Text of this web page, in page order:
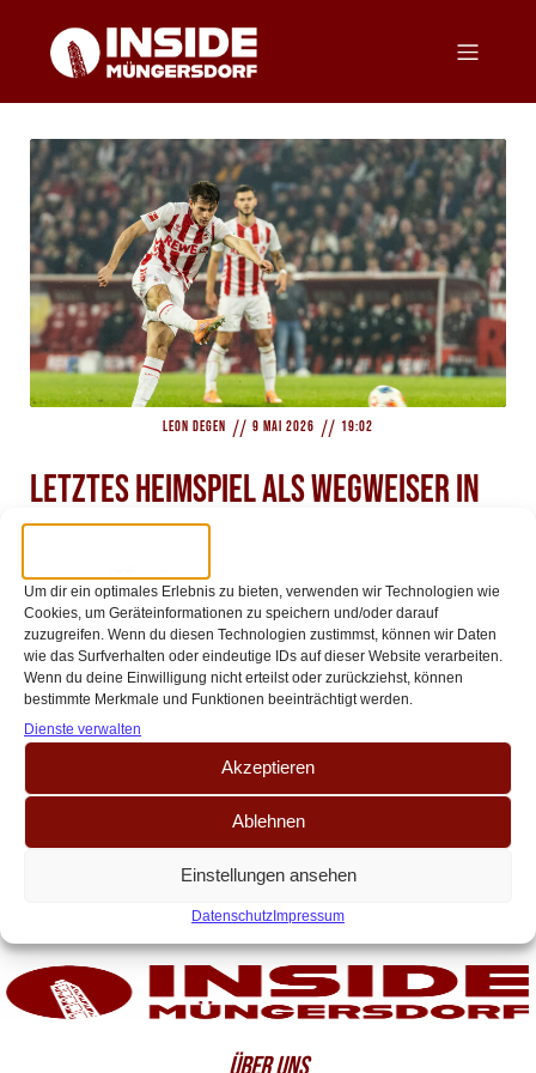
Um dir ein optimales Erlebnis zu bieten, verwenden wir Technologien wie
Cookies, um Geräteinformationen zu speichern und/oder darauf
zuzugreifen. Wenn du diesen Technologien zustimmst, können wir Daten
wie das Surfverhalten oder eindeutige IDs auf dieser Website verarbeiten.
Wenn du deine Einwilligung nicht erteilst oder zurückziehst, können
bestimmte Merkmale und Funktionen beeinträchtigt werden.
Dienste verwalten
Akzeptieren
Ablehnen
Einstellungen ansehen
DatenschutzImpressum
Leon Degen // 9 Mai 2026 // 19:02
Letztes Heimspiel als Wegweiser in
der Trainerfrage –
Spieltagsvorschau 1. FC Köln gegen
1. FC Heidenheim
Dank des Punktgewinns am vergangenen Spieltag in Berlin (2:2) hat der
FC den Klassenerhalt quasi in der Tasche. Zwar besteht rechnerisch eine
Restchance, auf den[…]